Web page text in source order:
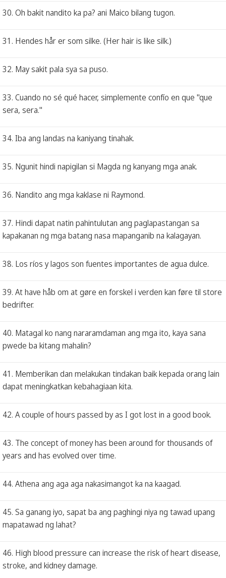
30. Oh bakit nandito ka pa? ani Maico bilang tugon.
31. Hendes hår er som silke. (Her hair is like silk.)
32. May sakit pala sya sa puso.
33. Cuando no sé qué hacer, simplemente confío en que "que
sera, sera."
34. Iba ang landas na kaniyang tinahak.
35. Ngunit hindi napigilan si Magda ng kanyang mga anak.
36. Nandito ang mga kaklase ni Raymond.
37. Hindi dapat natin pahintulutan ang paglapastangan sa
kapakanan ng mga batang nasa mapanganib na kalagayan.
38. Los ríos y lagos son fuentes importantes de agua dulce.
39. At have håb om at gøre en forskel i verden kan føre til store
bedrifter.
40. Matagal ko nang nararamdaman ang mga ito, kaya sana
pwede ba kitang mahalin?
41. Memberikan dan melakukan tindakan baik kepada orang lain
dapat meningkatkan kebahagiaan kita.
42. A couple of hours passed by as I got lost in a good book.
43. The concept of money has been around for thousands of
years and has evolved over time.
44. Athena ang aga aga nakasimangot ka na kaagad.
45. Sa ganang iyo, sapat ba ang paghingi niya ng tawad upang
mapatawad ng lahat?
46. High blood pressure can increase the risk of heart disease,
stroke, and kidney damage.